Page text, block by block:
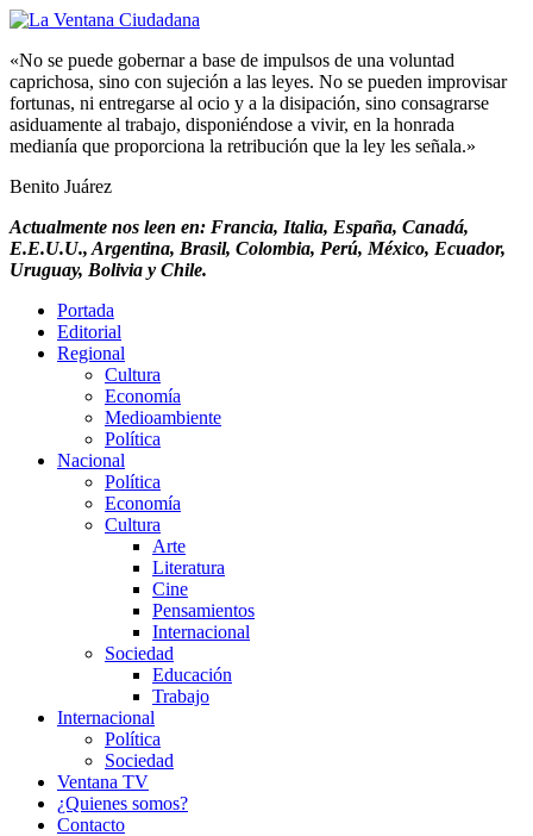
«No se puede gobernar a base de impulsos de una voluntad
caprichosa, sino con sujeción a las leyes. No se pueden improvisar
fortunas, ni entregarse al ocio y a la disipación, sino consagrarse
asiduamente al trabajo, disponiéndose a vivir, en la honrada
medianía que proporciona la retribución que la ley les señala.»
Benito Juárez
Actualmente nos leen en: Francia, Italia, España, Canadá,
E.E.U.U., Argentina, Brasil, Colombia, Perú, México, Ecuador,
Uruguay, Bolivia y Chile.
Portada
Editorial
Regional
Cultura
Economía
Medioambiente
Política
Nacional
Política
Economía
Cultura
Arte
Literatura
Cine
Pensamientos
Internacional
Sociedad
Educación
Trabajo
Internacional
Política
Sociedad
Ventana TV
¿Quienes somos?
Contacto